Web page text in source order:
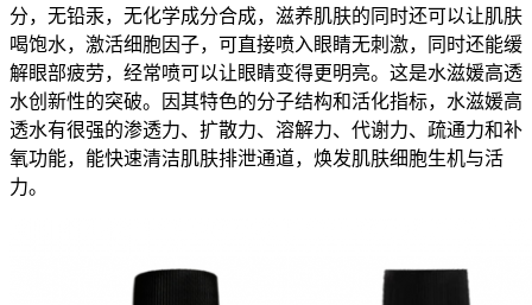
分，无铅汞，无化学成分合成，滋养肌肤的同时还可以让肌肤
喝饱水，激活细胞因子，可直接喷入眼睛无刺激，同时还能缓
解眼部疲劳，经常喷可以让眼睛变得更明亮。这是水滋媛高透
水创新性的突破。因其特色的分子结构和活化指标，水滋媛高
透水有很强的渗透力、扩散力、溶解力、代谢力、疏通力和补
氧功能，能快速清洁肌肤排泄通道，焕发肌肤细胞生机与活
力。